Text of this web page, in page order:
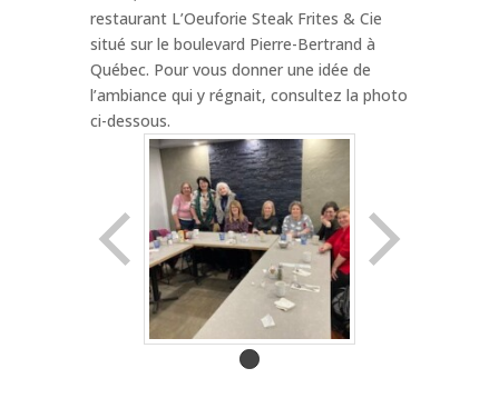
restaurant L’Oeuforie Steak Frites & Cie
situé sur le boulevard Pierre-Bertrand à
Québec. Pour vous donner une idée de
l’ambiance qui y régnait, consultez la photo
ci-dessous.